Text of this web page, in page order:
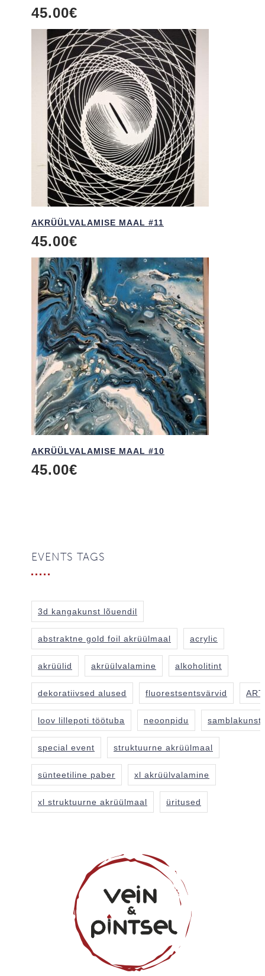
45.00€
AKRÜÜL­VALAMISE MAAL #11
45.00€
AKRÜÜL­VALAMISE MAAL #10
45.00€
EVENTS TAGS
3d kangakunst lõuendil
abstraktne gold foil akrüülmaal acrylic
akrüülid akrüülvalamine alkoholitint
dekoratiivsed alused fluorestsentsvärvid ART
loov lillepoti töötuba neoonpidu samblakunst
special event struktuurne akrüülmaal
sünteetiline paber xl akrüülvalamine
xl struktuurne akrüülmaal üritused